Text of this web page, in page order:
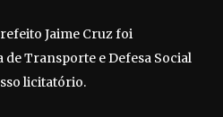
Jaime Cruz foi
Transporte e Defesa Social
licitatório.